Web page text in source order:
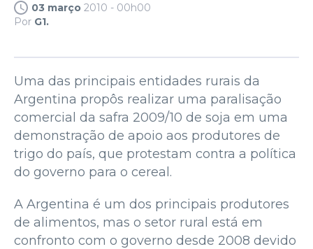
03 março 2010 - 00h00
Por G1.
Uma das principais entidades rurais da
Argentina propôs realizar uma paralisação
comercial da safra 2009/10 de soja em uma
demonstração de apoio aos produtores de
trigo do país, que protestam contra a política
do governo para o cereal.
A Argentina é um dos principais produtores
de alimentos, mas o setor rural está em
confronto com o governo desde 2008 devido